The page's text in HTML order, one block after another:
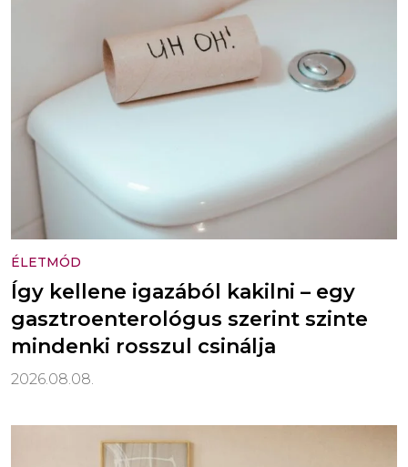
ÉLETMÓD
Így kellene igazából kakilni – egy
gasztroenterológus szerint szinte
mindenki rosszul csinálja
2026.08.08.